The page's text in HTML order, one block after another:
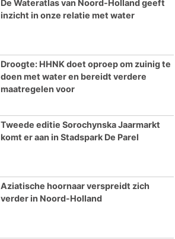
De Wateratlas van Noord-Holland geeft
inzicht in onze relatie met water
Droogte: HHNK doet oproep om zuinig te
doen met water en bereidt verdere
maatregelen voor
Tweede editie Sorochynska Jaarmarkt
komt er aan in Stadspark De Parel
Aziatische hoornaar verspreidt zich
verder in Noord-Holland